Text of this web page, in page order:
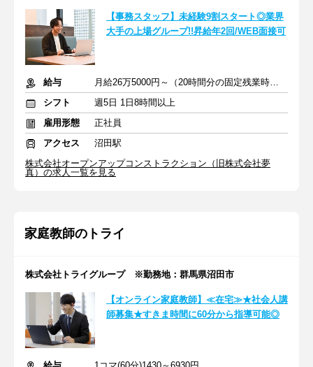
【事務スタッフ】未経験9割スタート◎業界
大手の上場グループ!!昇給年2回/WEB面接可
給与
月給26万5000円～（20時間分の固定残業時間代を含む）
シフト
週5日 1日8時間以上
雇用形態
正社員
アクセス
沼田駅
株式会社オープンアップコンストラクション（旧株式会社夢
真）の求人一覧を見る
家庭教師のトライ
株式会社トライグループ ※勤務地：群馬県沼田市
【オンライン家庭教師】≪在宅≫★社会人講
師募集★すきま時間に60分から指導可能◎